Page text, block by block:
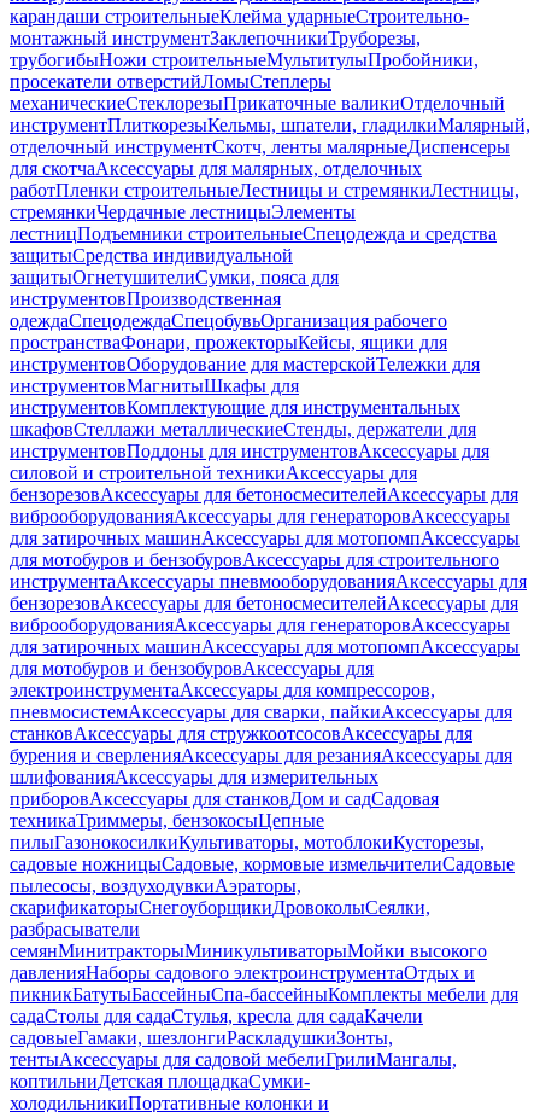
карандаши строительныеКлейма ударныеСтроительно-
монтажный инструментЗаклепочникиТруборезы,
трубогибыНожи строительныеМультитулыПробойники,
просекатели отверстийЛомыСтеплеры
механическиеСтеклорезыПрикаточные валикиОтделочный
инструментПлиткорезыКельмы, шпатели, гладилкиМалярный,
отделочный инструментСкотч, ленты малярныеДиспенсеры
для скотчаАксессуары для малярных, отделочных
работПленки строительныеЛестницы и стремянкиЛестницы,
стремянкиЧердачные лестницыЭлементы
лестницПодъемники строительныеСпецодежда и средства
защитыСредства индивидуальной
защитыОгнетушителиСумки, пояса для
инструментовПроизводственная
одеждаСпецодеждаСпецобувьОрганизация рабочего
пространстваФонари, прожекторыКейсы, ящики для
инструментовОборудование для мастерскойТележки для
инструментовМагнитыШкафы для
инструментовКомплектующие для инструментальных
шкафовСтеллажи металлическиеСтенды, держатели для
инструментовПоддоны для инструментовАксессуары для
силовой и строительной техникиАксессуары для
бензорезовАксессуары для бетоносмесителейАксессуары для
виброоборудованияАксессуары для генераторовАксессуары
для затирочных машинАксессуары для мотопомпАксессуары
для мотобуров и бензобуровАксессуары для строительного
инструментаАксессуары пневмооборудованияАксессуары для
бензорезовАксессуары для бетоносмесителейАксессуары для
виброоборудованияАксессуары для генераторовАксессуары
для затирочных машинАксессуары для мотопомпАксессуары
для мотобуров и бензобуровАксессуары для
электроинструментаАксессуары для компрессоров,
пневмосистемАксессуары для сварки, пайкиАксессуары для
станковАксессуары для стружкоотсосовАксессуары для
бурения и сверленияАксессуары для резанияАксессуары для
шлифованияАксессуары для измерительных
приборовАксессуары для станковДом и садСадовая
техникаТриммеры, бензокосыЦепные
пилыГазонокосилкиКультиваторы, мотоблокиКусторезы,
садовые ножницыСадовые, кормовые измельчителиСадовые
пылесосы, воздуходувкиАэраторы,
скарификаторыСнегоуборщикиДровоколыСеялки,
разбрасыватели
семянМинитракторыМиникультиваторыМойки высокого
давленияНаборы садового электроинструментаОтдых и
пикникБатутыБассейныСпа-бассейныКомплекты мебели для
садаСтолы для садаСтулья, кресла для садаКачели
садовыеГамаки, шезлонгиРаскладушкиЗонты,
тентыАксессуары для садовой мебелиГрилиМангалы,
коптильниДетская площадкаСумки-
холодильникиПортативные колонки и